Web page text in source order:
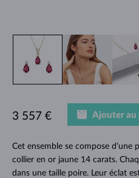
Cet ensemble se compose d'une
collier en or jaune 14 carats.
dans une taille poire. Leur éclat
3 557 € Ajouter au